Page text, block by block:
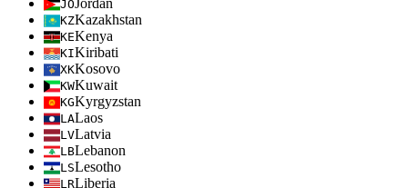
JOJordan
KZKazakhstan
KEKenya
KIKiribati
XKKosovo
KWKuwait
KGKyrgyzstan
LALaos
LVLatvia
LBLebanon
LSLesotho
LRLiberia